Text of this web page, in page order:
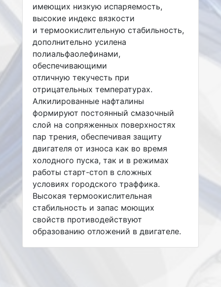
имеющих низкую испаряемость,
высокие индекс вязкости
и термоокислительную стабильность,
дополнительно усилена
полиальфаолефинами,
обеспечивающими
отличную текучесть при
отрицательных температурах.
Алкилированные нафталины
формируют постоянный смазочный
слой на сопряженных поверхностях
пар трения, обеспечивая защиту
двигателя от износа как во время
холодного пуска, так и в режимах
работы старт-стоп в сложных
условиях городского траффика.
Высокая термоокислительная
стабильность и запас моющих
свойств противодействуют
образованию отложений в двигателе.